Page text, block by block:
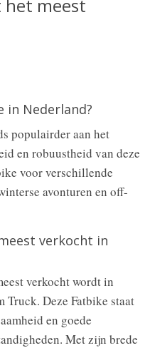
meest
in Nederland?
populairder aan het
en robuustheid van deze
voor verschillende
avonturen en off-
verkocht in
verkocht wordt in
Truck. Deze Fatbike staat
en goede
Met zijn brede